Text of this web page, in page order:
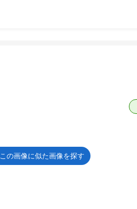
この画像に似た画像を探す